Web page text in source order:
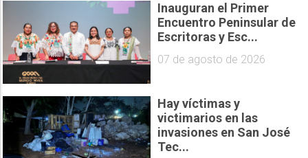
Inauguran el Primer
Encuentro Peninsular de
Escritoras y Esc...
07 de agosto de 2026
Hay víctimas y
victimarios en las
invasiones en San José
Tec...